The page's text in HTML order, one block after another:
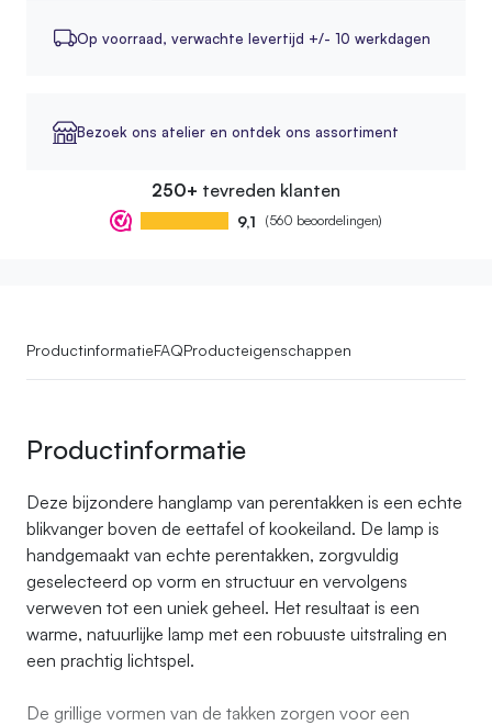
Op voorraad, verwachte levertijd +/- 10 werkdagen
Bezoek ons atelier en ontdek ons assortiment
250+ tevreden klanten
9,1 (560 beoordelingen)
ProductinformatieFAQProducteigenschappen
Productinformatie
Deze bijzondere hanglamp van perentakken is een echte
blikvanger boven de eettafel of kookeiland. De lamp is
handgemaakt van echte perentakken, zorgvuldig
geselecteerd op vorm en structuur en vervolgens
verweven tot een uniek geheel. Het resultaat is een
warme, natuurlijke lamp met een robuuste uitstraling en
een prachtig lichtspel.
De grillige vormen van de takken zorgen voor een